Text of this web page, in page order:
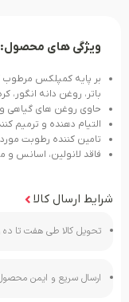
ویژگی های محصول:
بر پایه کمپلکس مرطوب
باتر، روغن دانه انگور،
حاوی روغن های گیاهی و
التیام دهنده و ترمیم
تامین کننده رطوبت
فاقد لانولین، اسانس و
شرایط ارسال کالا
تحویل کالا طی هفت تا ده
ارسال سریع و ایمن